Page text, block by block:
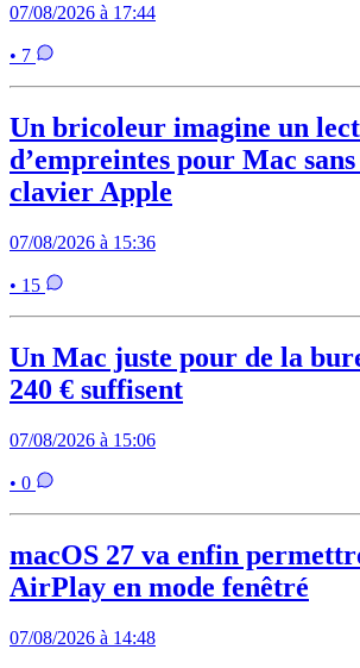
07/08/2026 à 17:44
• 7
Un bricoleur imagine un
d’empreintes pour Mac
clavier Apple
07/08/2026 à 15:36
• 15
Un Mac juste pour de la
240 € suffisent
07/08/2026 à 15:06
• 0
macOS 27 va enfin
AirPlay en mode fenêtré
07/08/2026 à 14:48